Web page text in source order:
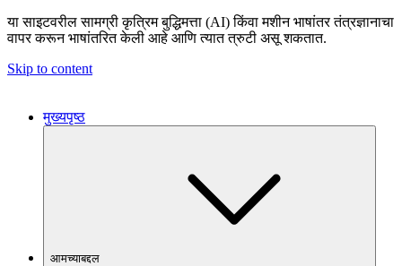
या साइटवरील सामग्री कृत्रिम बुद्धिमत्ता (AI) किंवा मशीन भाषांतर तंत्रज्ञानाचा
वापर करून भाषांतरित केली आहे आणि त्यात त्रुटी असू शकतात.
Skip to content
मुख्यपृष्ठ
आमच्याबद्दल